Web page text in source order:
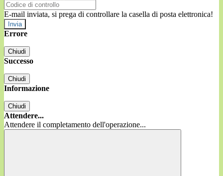
E-mail inviata, si prega di controllare la casella di posta elettronica!
Errore
Chiudi
Successo
Chiudi
Informazione
Chiudi
Attendere...
Attendere il completamento dell'operazione...